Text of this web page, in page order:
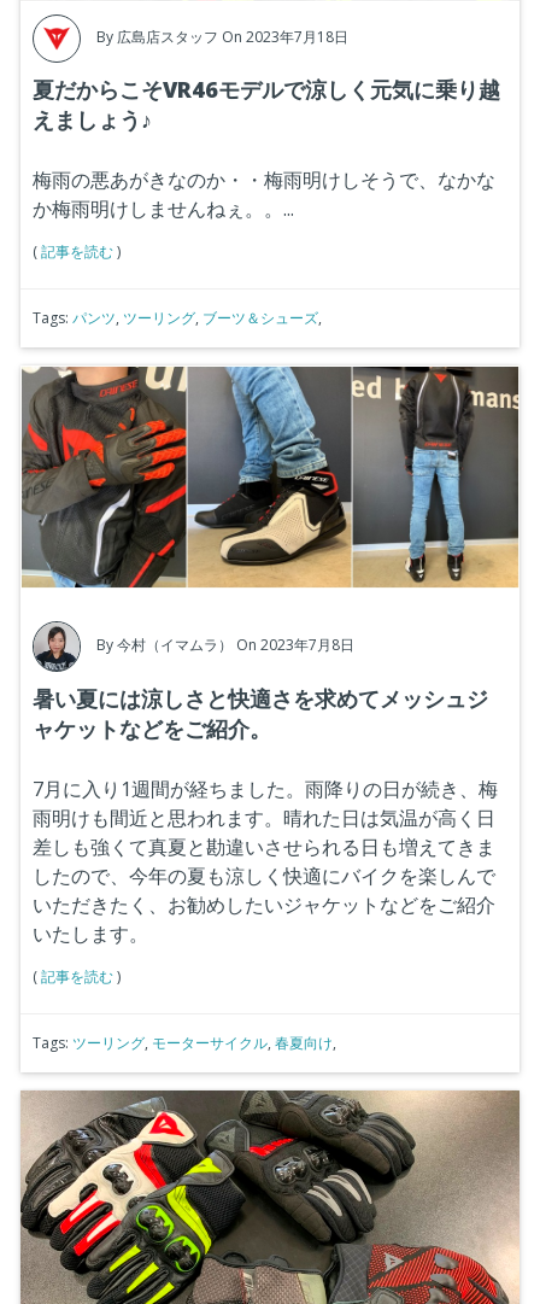
By 広島店スタッフ On 2023年7月18日
夏だからこそVR46モデルで涼しく元気に乗り越
えましょう♪
梅雨の悪あがきなのか・・梅雨明けしそうで、なかな
か梅雨明けしませんねぇ。。...
(記事を読む)
Tags: パンツ, ツーリング, ブーツ＆シューズ,
By今村（イマムラ） On 2023年7月8日
暑い夏には涼しさと快適さを求めてメッシュジ
ャケットなどをご紹介。
7月に入り1週間が経ちました。雨降りの日が続き、梅
雨明けも間近と思われます。晴れた日は気温が高く日
差しも強くて真夏と勘違いさせられる日も増えてきま
したので、今年の夏も涼しく快適にバイクを楽しんで
いただきたく、お勧めしたいジャケットなどをご紹介
いたします。
(記事を読む)
Tags: ツーリング, モーターサイクル, 春夏向け,